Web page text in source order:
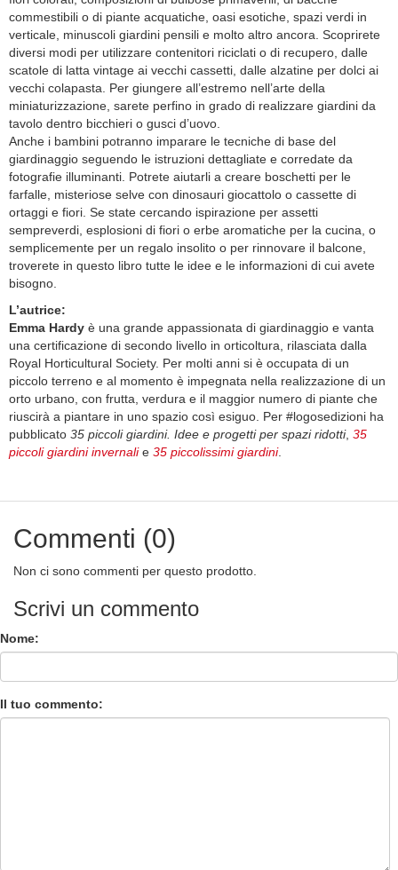
commestibili o di piante acquatiche, oasi esotiche, spazi verdi in
verticale, minuscoli giardini pensili e molto altro ancora. Scoprirete
diversi modi per utilizzare contenitori riciclati o di recupero, dalle
scatole di latta vintage ai vecchi cassetti, dalle alzatine per dolci ai
vecchi colapasta. Per giungere all’estremo nell’arte della
miniaturizzazione, sarete perfino in grado di realizzare giardini da
tavolo dentro bicchieri o gusci d’uovo.
Anche i bambini potranno imparare le tecniche di base del
giardinaggio seguendo le istruzioni dettagliate e corredate da
fotografie illuminanti. Potrete aiutarli a creare boschetti per le
farfalle, misteriose selve con dinosauri giocattolo o cassette di
ortaggi e fiori. Se state cercando ispirazione per assetti
sempreverdi, esplosioni di fiori o erbe aromatiche per la cucina, o
semplicemente per un regalo insolito o per rinnovare il balcone,
troverete in questo libro tutte le idee e le informazioni di cui avete
bisogno.
L’autrice:
Emma Hardy è una grande appassionata di giardinaggio e vanta
una certificazione di secondo livello in orticoltura, rilasciata dalla
Royal Horticultural Society. Per molti anni si è occupata di un
piccolo terreno e al momento è impegnata nella realizzazione di un
orto urbano, con frutta, verdura e il maggior numero di piante che
riuscirà a piantare in uno spazio così esiguo. Per #logosedizioni ha
pubblicato 35 piccoli giardini. Idee e progetti per spazi ridotti, 35
piccoli giardini invernalie 35 piccolissimi giardini.
Commenti (0)
Non ci sono commenti per questo prodotto.
Scrivi un commento
Nome:
Il tuo commento: